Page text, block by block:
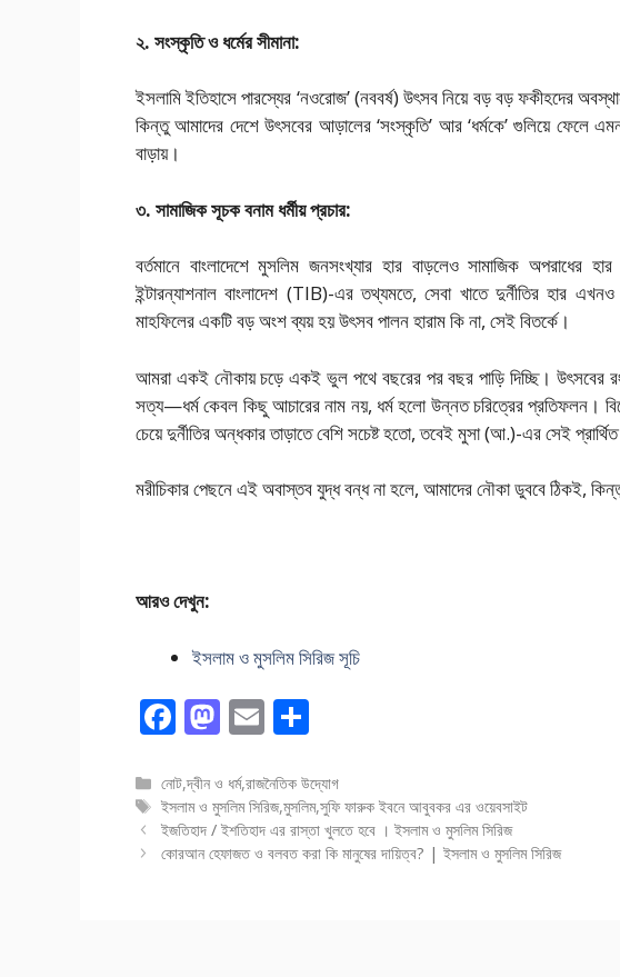
২. সংস্কৃতি ও ধর্মের সীমানা:
ইসলামি ইতিহাসে পারস্যের ‘নওরোজ’ (নববর্ষ) উৎসব নিয়ে বড় বড় ফকীহদের
কিন্তু আমাদের দেশে উৎসবের আড়ালের ‘সংস্কৃতি’ আর ‘ধর্মকে’ গুলিয়ে ফেলে
বাড়ায়।
৩. সামাজিক সূচক বনাম ধর্মীয় প্রচার:
বর্তমানে বাংলাদেশে মুসলিম জনসংখ্যার হার বাড়লেও সামাজিক অপরাধের হার
ইন্টারন্যাশনাল বাংলাদেশ (TIB)-এর তথ্যমতে, সেবা খাতে দুর্নীতির হার
মাহফিলের একটি বড় অংশ ব্যয় হয় উৎসব পালন হারাম কি না, সেই বিতর্কে।
আমরা একই নৌকায় চড়ে একই ভুল পথে বছরের পর বছর পাড়ি দিচ্ছি। উৎসবের রং
সত্য—ধর্ম কেবল কিছু আচারের নাম নয়, ধর্ম হলো উন্নত চরিত্রের প্রতিফলন।
চেয়ে দুর্নীতির অন্ধকার তাড়াতে বেশি সচেষ্ট হতো, তবেই মুসা (আ.)-এর সেই প্রার্থিত
মরীচিকার পেছনে এই অবাস্তব যুদ্ধ বন্ধ না হলে, আমাদের নৌকা ডুববে ঠিকই,
আরও দেখুন:
ইসলাম ও মুসলিম সিরিজ সূচি
F
e
b
o
M
to
d
o
E
ai
l
ar
e
বিভাগ
সমূহ
নোট,দ্বীন ও ধর্ম,রাজনৈতিক উদ্যোগ
ট্যাগ
সমূহ
ইসলাম ও মুসলিম সিরিজ,মুসলিম,সুফি ফারুক ইবনে আবুবকর এর ওয়েবসাইট
ইজতিহাদ / ইশতিহাদ এর রাস্তা খুলতে হবে । ইসলাম ও মুসলিম সিরিজ
কোরআন হেফাজত ও বলবত করা কি মানুষের দায়িত্ব? | ইসলাম ও মুসলিম সিরিজ